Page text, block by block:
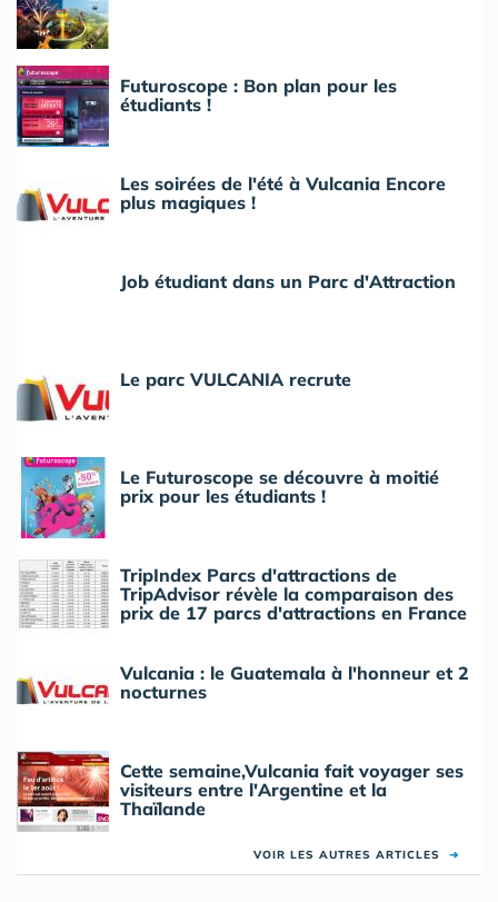
Futuroscope : Bon plan pour les
étudiants !
Les soirées de l'été à Vulcania Encore
plus magiques !
Job étudiant dans un Parc d'Attraction
Le parc VULCANIA recrute
Le Futuroscope se découvre à moitié
prix pour les étudiants !
TripIndex Parcs d'attractions de
TripAdvisor révèle la comparaison des
prix de 17 parcs d'attractions en France
Vulcania : le Guatemala à l'honneur et 2
nocturnes
Cette semaine,Vulcania fait voyager ses
visiteurs entre l'Argentine et la
Thaïlande
VOIR LES AUTRES ARTICLES ➜